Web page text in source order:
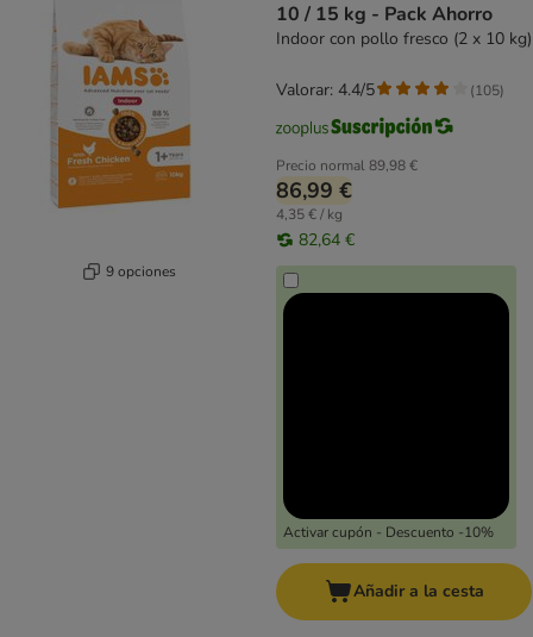
9 opciones
10 / 15 kg - Pack Ahorro
Indoor con pollo fresco (2 x 10 kg)
Precio normal89,98 €
86,99 €
4,35 € / kg
82,64 €
Activar cupón - Descuento -10%
Valorar: 4.4/5 (105)
Añadir a la cesta